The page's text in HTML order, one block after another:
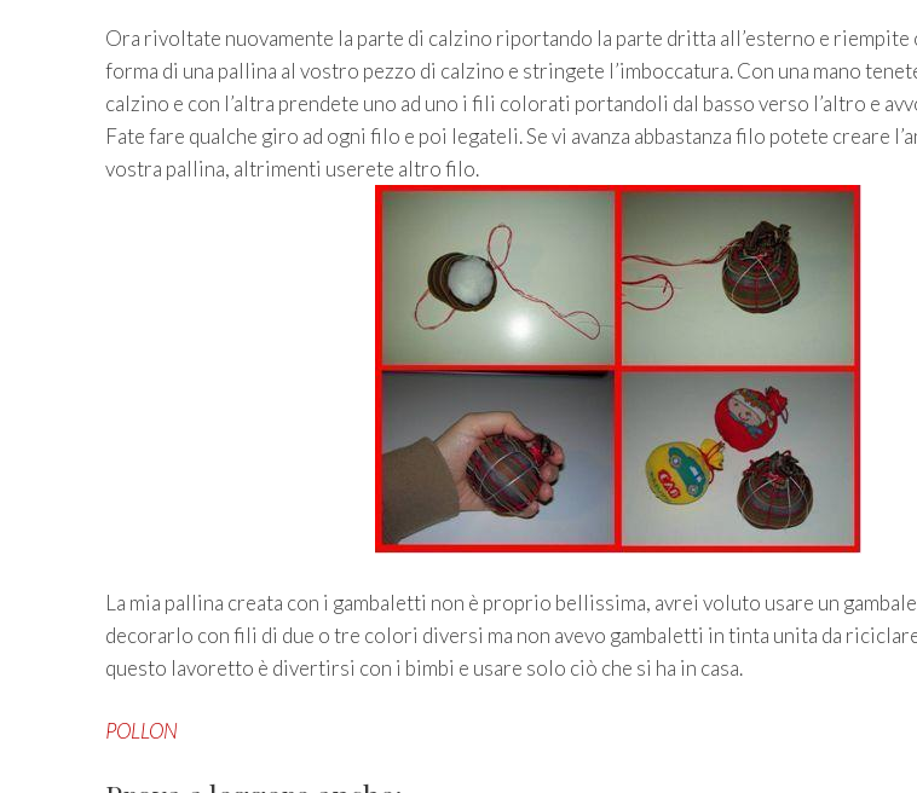
Ora rivoltate nuovamente la parte di calzino riportando la parte dritta all’esterno e
forma di una pallina al vostro pezzo di calzino e stringete l’imboccatura. Con una mano
calzino e con l’altra prendete uno ad uno i fili colorati portandoli dal basso verso l’altro e
Fate fare qualche giro ad ogni filo e poi legateli. Se vi avanza abbastanza filo potete creare
vostra pallina, altrimenti userete altro filo.
La mia pallina creata con i gambaletti non è proprio bellissima, avrei voluto usare un
decorarlo con fili di due o tre colori diversi ma non avevo gambaletti in tinta unita da
questo lavoretto è divertirsi con i bimbi e usare solo ciò che si ha in casa.
POLLON